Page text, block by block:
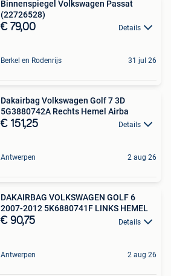
Binnenspiegel Volkswagen Passat
(22726528)
€ 79,00 Details
Berkel en Rodenrijs 31 jul 26
Dakairbag Volkswagen Golf 7 3D
5G3880742A Rechts Hemel Airba
€ 151,25 Details
Antwerpen 2 aug 26
DAKAIRBAG VOLKSWAGEN GOLF 6
2007-2012 5K6880741F LINKS HEMEL
€ 90,75 Details
Antwerpen 2 aug 26